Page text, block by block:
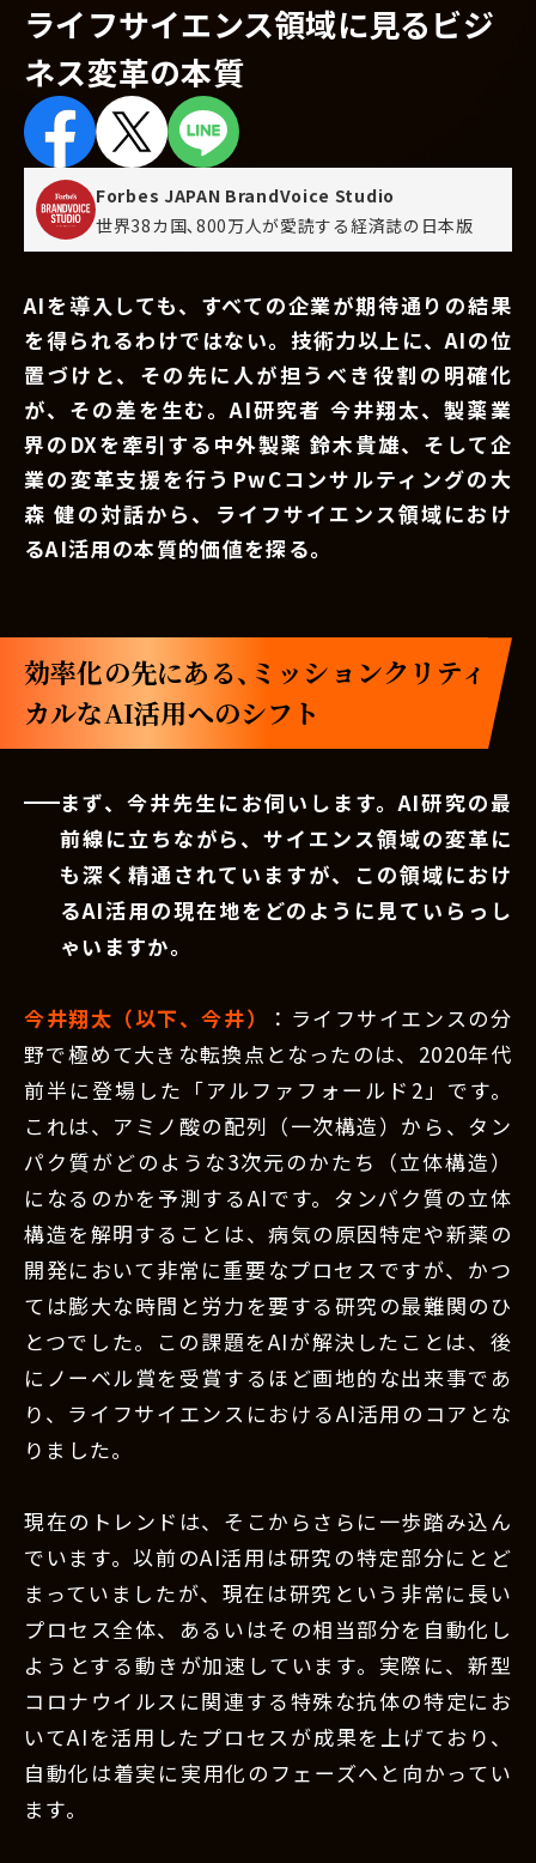
ライフサイエンス領域に見るビジ
ネス変革の本質
Forbes JAPAN BrandVoice Studio
世界38カ国､800万人が愛読する 経済誌の日本版
AIを導入しても、すべての企業が期待通りの結果
を得られるわけではない。技術力以上に、AIの位
置づけと、その先に人が担うべき役割の明確化
が、その差を生む。AI研究者 今井翔太、製薬業
界のDXを牽引する中外製薬 鈴木貴雄、そして企
業の変革支援を行うPwCコンサルティングの大
森 健の対話から、ライフサイエンス領域におけ
るAI活用の本質的価値を探る。
効率化の先にある、ミッションクリティ
カルなAI活用へのシフト
まず、今井先生にお伺いします。AI研究の最
前線に立ちながら、サイエンス領域の変革に
も深く精通されていますが、この領域におけ
るAI活用の現在地をどのように見ていらっし
ゃいますか。
今井翔太（以下、今井）
：ライフサイエンスの分
野で極めて大きな転換点となったのは、2020年代
前半に登場した「アルファフォールド2」です。
これは、アミノ酸の配列（一次構造）から、タン
パク質がどのような3次元のかたち（立体構造）
になるのかを予測するAIです。タンパク質の立体
構造を解明することは、病気の原因特定や新薬の
開発において非常に重要なプロセスですが、かつ
ては膨大な時間と労力を要する研究の最難関のひ
とつでした。この課題をAIが解決したことは、後
にノーベル賞を受賞するほど画地的な出来事であ
り、ライフサイエンスにおけるAI活用のコアとな
りました。
現在のトレンドは、そこからさらに一歩踏み込ん
でいます。以前のAI活用は研究の特定部分にとど
まっていましたが、現在は研究という非常に長い
プロセス全体、あるいはその相当部分を自動化し
ようとする動きが加速しています。実際に、新型
コロナウイルスに関連する特殊な抗体の特定にお
いてAIを活用したプロセスが成果を上げており、
自動化は着実に実用化のフェーズへと向かってい
ます。